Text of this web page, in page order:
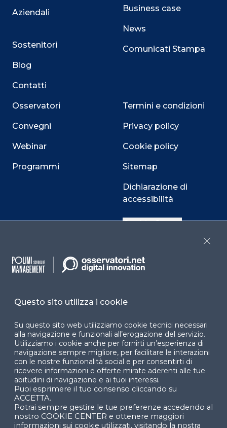
Aziendali
Sostenitori
Blog
Contatti
Osservatori
Convegni
Webinar
Programmi
Business case
News
Comunicati Stampa
Termini e condizioni
Privacy policy
Cookie policy
Sitemap
Dichiarazione di
accessibilità
Cookie Center
Facebook LinkedIn
© 2024 Copyright © Politecnico di Milano Dipartimento
di Ingegneria Gestionale
Questo sito utilizza i cookie
Su questo sito web utilizziamo cookie tecnici necessari
alla navigazione e funzionali all’erogazione del servizio.
Utilizziamo i cookie anche per fornirti un’esperienza di
navigazione sempre migliore, per facilitare le interazioni
con le nostre funzionalità social e per consentirti di
ricevere informazioni e offerte mirate aderenti alle tue
abitudini di navigazione e ai tuoi interessi.
Puoi esprimere il tuo consenso cliccando su
ACCETTA.
Potrai sempre gestire le tue preferenze accedendo al
nostro COOKIE CENTER e ottenere maggiori
informazioni sui cookie utilizzati, visitando la nostra